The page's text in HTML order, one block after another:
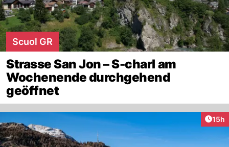
Scuol GR
Strasse San Jon – S-charl am
Wochenende durchgehend
geöffnet
15h